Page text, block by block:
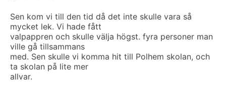
Sen kom vi till den tid då det inte skulle vara så
mycket lek. Vi hade fått
valpappren och skulle välja högst. fyra personer man
ville gå tillsammans
med. Sen skulle vi komma hit till Polhem skolan, och
ta skolan på lite mer
allvar.